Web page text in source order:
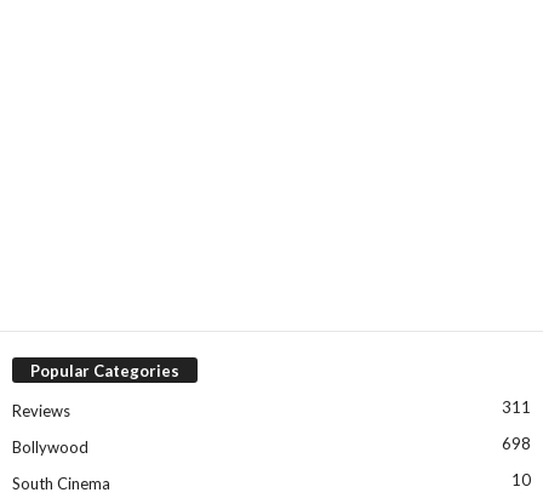
Popular Categories
Reviews 311
Bollywood 698
South Cinema 10